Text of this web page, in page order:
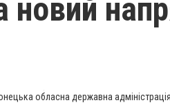
новий
обласна державна адміністрація